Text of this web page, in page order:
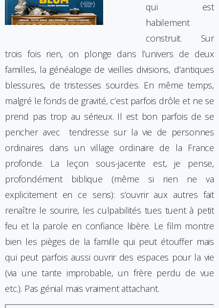
qui est
habilement
construit. Sur
trois fois rien, on plonge dans l’univers de deux
familles, la généalogie de vieilles divisions, d’antiques
blessures, de tristesses sourdes. En même temps,
malgré le fonds de gravité, c’est parfois drôle et ne se
prend pas trop au sérieux. Il est bon parfois de se
pencher avec tendresse sur la vie de personnes
ordinaires dans un village ordinaire de la France
profonde. La leçon sous-jacente est, je pense,
profondément biblique (même si rien ne va
explicitement en ce sens): s’ouvrir aux autres fait
renaître le sourire, les culpabilités tues tuent à petit
feu et la parole en confiance libère. Le film montre
bien les pièges de la famille qui peut étouffer mais
qui peut parfois aussi ouvrir des espaces pour la vie
(via une tante improbable, un frère perdu de vue
etc.). Pas génial mais vraiment attachant.